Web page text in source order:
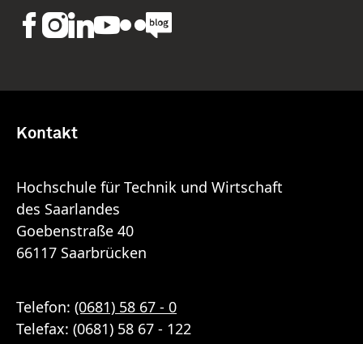
Kontakt
Hochschule für Technik und Wirtschaft
des Saarlandes
Goebenstraße 40
66117 Saarbrücken
Telefon: (0681) 58 67 - 0
Telefax: (0681) 58 67 - 122